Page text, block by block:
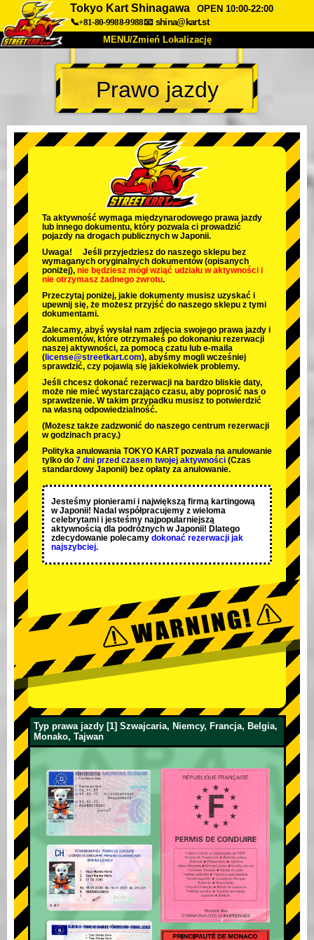
Tokyo Kart Shinagawa
OPEN 10:00-22:00
📞+81-80-9988-9988📧 shina@kart.st
MENU/Zmień Lokalizację
TOP
O nas Specyfikacja Cena
Firma Rezerwacja
Zmień Lokalizację
Tokyo Shinagawa
Tokyo Akihabara#2
Tokyo Shibuya Annex
Tokyo Asakusa Osaka
Okinawa
Prawo jazdy
Ta aktywność wymaga międzynarodowego prawa jazdy
lub innego dokumentu, który pozwala ci prowadzić
pojazdy na drogach publicznych w Japonii.
Uwaga! Jeśli przyjedziesz do naszego sklepu bez
wymaganych oryginalnych dokumentów (opisanych
poniżej), nie będziesz mógł wziąć udziału w aktywności i
nie otrzymasz żadnego zwrotu.
Przeczytaj poniżej, jakie dokumenty musisz uzyskać i
upewnij się, że możesz przyjść do naszego sklepu z tymi
dokumentami.
Zalecamy, abyś wysłał nam zdjęcia swojego prawa jazdy i
dokumentów, które otrzymałeś po dokonaniu rezerwacji
naszej aktywności, za pomocą czatu lub e-maila
( license@streetkart.com), abyśmy mogli wcześniej
sprawdzić, czy pojawią się jakiekolwiek problemy.
Jeśli chcesz dokonać rezerwacji na bardzo bliskie daty,
może nie mieć wystarczająco czasu, aby poprosić nas o
sprawdzenie. W takim przypadku musisz to potwierdzić
na własną odpowiedzialność.
(Możesz także zadzwonić do naszego centrum rezerwacji
w godzinach pracy.)
Polityka anulowania TOKYO KART pozwala na anulowanie
tylko do 7 dni przed czasem twojej aktywności (Czas
standardowy Japonii) bez opłaty za anulowanie.
Jesteśmy pionierami i największą firmą kartingową
w Japonii! Nadal współpracujemy z wieloma
celebrytami i jesteśmy najpopularniejszą
aktywnością dla podróżnych w Japonii! Dlatego
zdecydowanie polecamy dokonać rezerwacji jak
najszybciej.
Typ prawa jazdy [1] Szwajcaria, Niemcy, Francja, Belgia,
Monako, Tajwan